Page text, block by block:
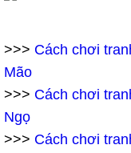
>>> Cách chơi
Mão
>>> Cách chơi
Ngọ
>>> Cách chơi